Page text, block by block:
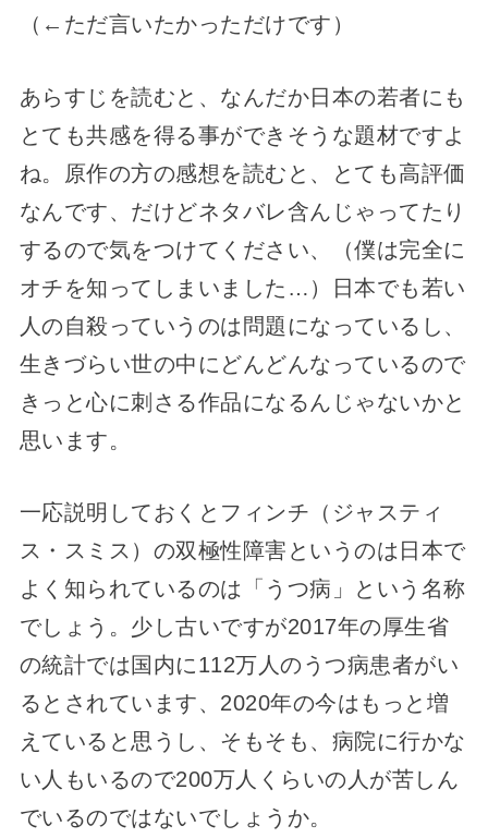
（←ただ言いたかっただけです）
あらすじを読むと、なんだか日本の若者にも
とても共感を得る事ができそうな題材ですよ
ね。原作の方の感想を読むと、とても高評価
なんです、だけどネタバレ含んじゃってたり
するので気をつけてください、（僕は完全に
オチを知ってしまいました…）日本でも若い
人の自殺っていうのは問題になっているし、
生きづらい世の中にどんどんなっているので
きっと心に刺さる作品になるんじゃないかと
思います。
一応説明しておくとフィンチ（ジャスティ
ス・スミス）の双極性障害というのは日本で
よく知られているのは「うつ病」という名称
でしょう。少し古いですが2017年の厚生省
の統計では国内に112万人のうつ病患者がい
るとされています、2020年の今はもっと増
えていると思うし、そもそも、病院に行かな
い人もいるので200万人くらいの人が苦しん
でいるのではないでしょうか。